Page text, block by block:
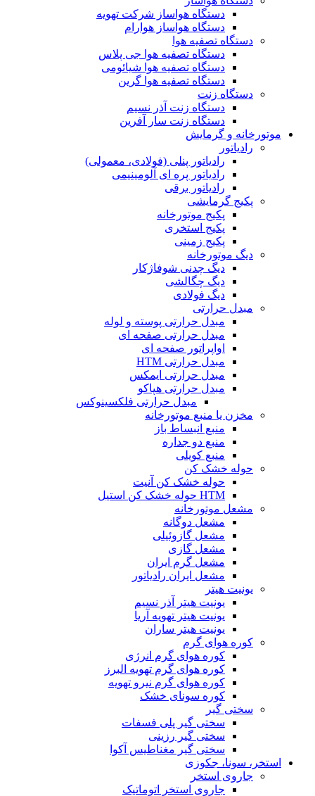
دستگاه هواساز شرکت تهویه
دستگاه هواساز هوارام
دستگاه تصفیه هوا
دستگاه تصفیه هوا جی پلاس
دستگاه تصفیه هوا شیائومی
دستگاه تصفیه هوا گرین
دستگاه زنت
دستگاه زنت آذر نسیم
دستگاه زنت سار آفرین
موتورخانه و گرمایش
رادیاتور
رادیاتور پنلی (فولادی، معمولی)
رادیاتور پره ای آلومینیمی
رادیاتور برقی
پکیج گرمایشی
پکیج موتورخانه
پکیج استخری
پکیج زمینی
دیگ موتورخانه
دیگ چدنی شوفاژکار
دیگ چگالشی
دیگ فولادی
مبدل حرارتی
مبدل حرارتی پوسته و لوله
مبدل حرارتی صفحه ای
اواپراتور صفحه ای
مبدل حرارتی HTM
مبدل حرارتی ایمکس
مبدل حرارتی هپاکو
مبدل حرارتی فلکسینوکس
مخزن یا منبع موتورخانه
منبع انبساط باز
منبع دو جداره
منبع کویلی
حوله خشک کن
حوله خشک کن آنیت
HTM حوله خشک کن استیل
مشعل موتورخانه
مشعل دوگانه
مشعل گازوئیلی
مشعل گازی
مشعل گرم ایران
مشعل ایران رادیاتور
یونیت هیتر
یونیت هیتر آذر نسیم
یونیت هیتر تهویه آریا
یونیت هیتر ساران
کوره هوای گرم
کوره هوای گرم انرژی
کوره هوای گرم تهویه البرز
کوره هوای گرم نیرو تهویه
کوره سونای خشک
سختی گیر
سختی گیر پلی فسفات
سختی گیر رزینی
سختی گیر مغناطیس آکوا
استخر، سونا، جکوزی
جاروی استخر
جاروی استخر اتوماتیک